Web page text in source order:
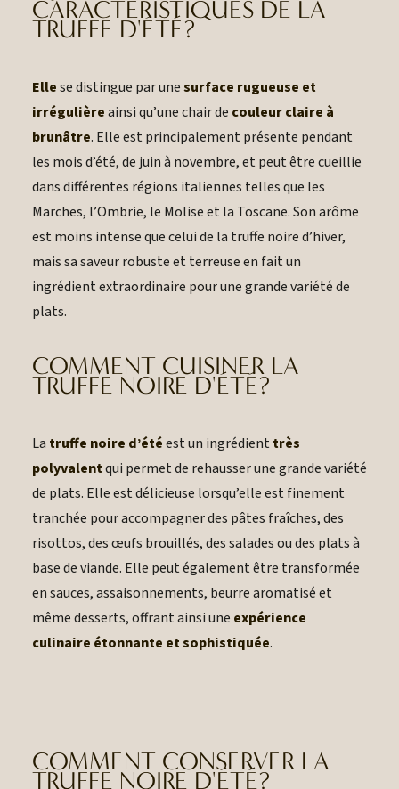
CARACTÉRISTIQUES DE LA
TRUFFE D'ÉTÉ?
Ellese distingue par unesurface rugueuse et
irrégulièreainsi qu’une chair de couleur claire à
brunâtre. Elle est principalement présente pendant
les mois d’été, de juin à novembre, et peut être cueillie
dans différentes régions italiennes telles que les
Marches, l’Ombrie, le Molise et la Toscane. Son arôme
est moins intense que celui de la truffe noire d’hiver,
mais sa saveur robuste et terreuse en fait un
ingrédient extraordinaire pour une grande variété de
plats.
COMMENT CUISINER LA
TRUFFE NOIRE D'ÉTÉ?
La truffe noire d’étéest un ingrédienttrès
polyvalentqui permet de rehausser une grande variété
de plats. Elle est délicieuse lorsqu’elle est finement
tranchée pour accompagner des pâtes fraîches, des
risottos, des œufs brouillés, des salades ou des plats à
base de viande. Elle peut également être transformée
en sauces, assaisonnements, beurre aromatisé et
même desserts, offrant ainsi une expérience
culinaire étonnante et sophistiquée.
COMMENT CONSERVER LA
TRUFFE NOIRE D'ÉTÉ?